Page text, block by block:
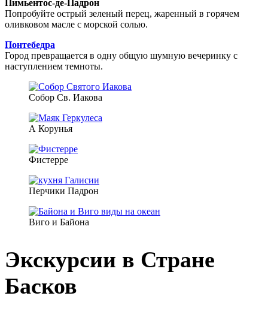
Пимьентос-де-Падрон
Попробуйте острый зеленый перец, жаренный в горячем
оливковом масле с морской солью.
Понтебедра
Город превращается в одну общую шумную вечеринку с
наступлением темноты.
Собор Св. Иакова
А Корунья
Фистерре
Перчики Падрон
Виго и Байона
Экскурсии в Стране
Басков